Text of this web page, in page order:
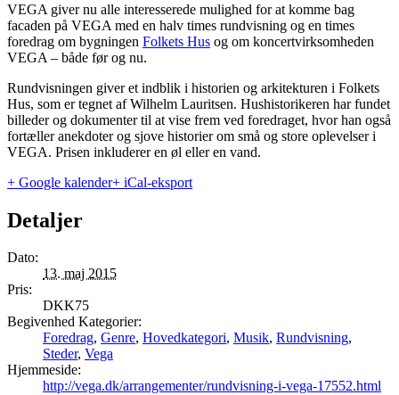
VEGA giver nu alle interesserede mulighed for at komme bag
facaden på VEGA med en halv times rundvisning og en times
foredrag om bygningen Folkets Hus og om koncertvirksomheden
VEGA – både før og nu.
Rundvisningen giver et indblik i historien og arkitekturen i Folkets
Hus, som er tegnet af Wilhelm Lauritsen. Hushistorikeren har fundet
billeder og dokumenter til at vise frem ved foredraget, hvor han også
fortæller anekdoter og sjove historier om små og store oplevelser i
VEGA. Prisen inkluderer en øl eller en vand.
+ Google kalender+ iCal-eksport
Detaljer
Dato:
13. maj 2015
Pris:
DKK75
Begivenhed Kategorier:
Foredrag, Genre, Hovedkategori, Musik, Rundvisning,
Steder, Vega
Hjemmeside:
http://vega.dk/arrangementer/rundvisning-i-vega-17552.html